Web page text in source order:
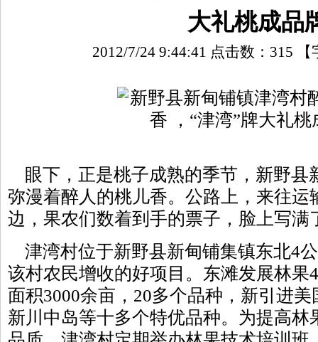
大礼桃成品
2012/7/24 9:44:41 点击数： 315
眼下，正是桃子成熟的季节，新野县
弥漫着醉人的桃儿香。公路上，来往运
边，果农们数着到手的票子，脸上写满
津湾村位于新野县新甸铺集镇东北4
该村农民增收的好项目。东滩发展林果
面积3000余亩，20多个品种，新引进
新川中岛等十多个特优品种。为提高林